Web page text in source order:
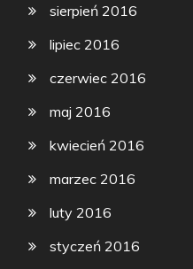
sierpień 2016
lipiec 2016
czerwiec 2016
maj 2016
kwiecień 2016
marzec 2016
luty 2016
styczeń 2016